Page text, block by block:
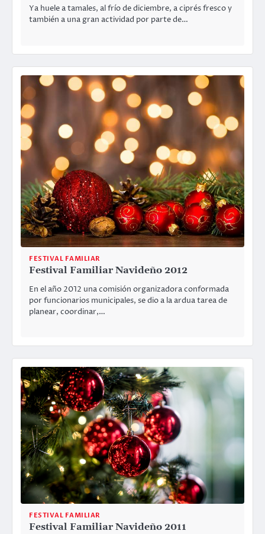
Ya huele a tamales, al frío de diciembre, a ciprés fresco y
también a una gran actividad por parte de…
FESTIVAL FAMILIAR
Festival Familiar Navideño 2012
En el año 2012 una comisión organizadora conformada
por funcionarios municipales, se dio a la ardua tarea de
planear, coordinar,…
FESTIVAL FAMILIAR
Festival Familiar Navideño 2011